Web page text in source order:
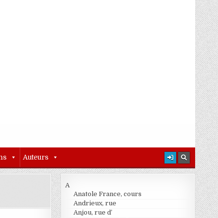
Auteurs
A
Anatole France, cours
Andrieux, rue
Anjou, rue d’